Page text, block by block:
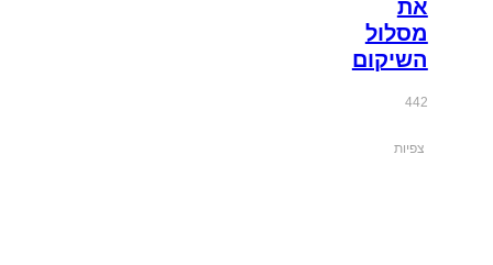
את
מסלול
השיקום
442
צפיות